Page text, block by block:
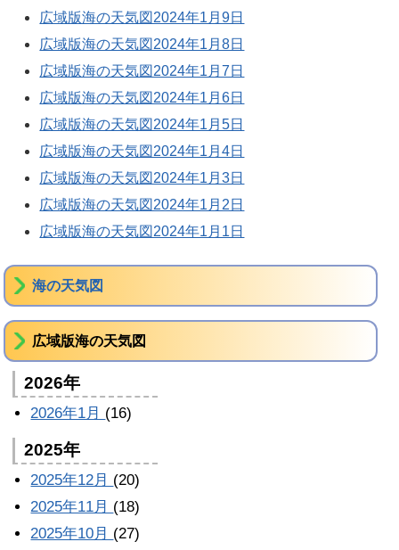
広域版海の天気図2024年1月9日
広域版海の天気図2024年1月8日
広域版海の天気図2024年1月7日
広域版海の天気図2024年1月6日
広域版海の天気図2024年1月5日
広域版海の天気図2024年1月4日
広域版海の天気図2024年1月3日
広域版海の天気図2024年1月2日
広域版海の天気図2024年1月1日
海の天気図
広域版海の天気図
2026年
2026年1月 (16)
2025年
2025年12月 (20)
2025年11月 (18)
2025年10月 (27)